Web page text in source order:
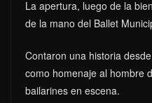
La apertura, luego de la
de la mano del Ballet
Contaron una historia
como homenaje al hombre
bailarines en escena.